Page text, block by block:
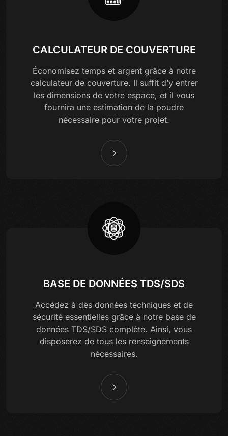
CALCULATEUR DE COUVERTURE
Économisez temps et argent grâce à notre
calculateur de couverture. Il suffit d’y entrer
les dimensions de votre espace, et il vous
fournira une estimation de la poudre
nécessaire pour votre projet.
BASE DE DONNÉES TDS/SDS
Accédez à des données techniques et de
sécurité essentielles grâce à notre base de
données TDS/SDS complète. Ainsi, vous
disposerez de tous les renseignements
nécessaires.